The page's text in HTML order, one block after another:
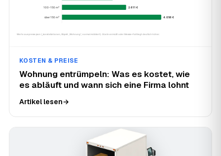
KOSTEN & PREISE
Wohnung entrümpeln: Was es kostet, wie
es abläuft und wann sich eine Firma lohnt
Artikel lesen→